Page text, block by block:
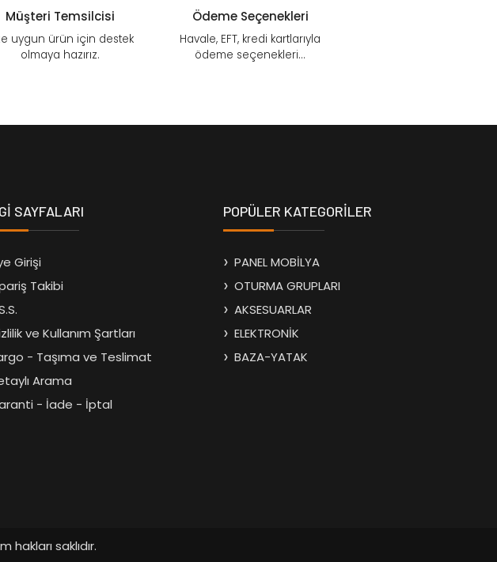
Müşteri Temsilcisi
uygun ürün için destek
olmaya hazırız.
Ödeme Seçenekleri
Havale, EFT, kredi kartlarıyla
ödeme seçenekleri...
SAYFALARI
Girişi
Takibi
ve Kullanım Şartları
- Taşıma ve Teslimat
Arama
- İade - İptal
POPÜLER KATEGORİLER
PANEL MOBİLYA
OTURMA GRUPLARI
AKSESUARLAR
ELEKTRONİK
BAZA-YATAK
saklıdır.